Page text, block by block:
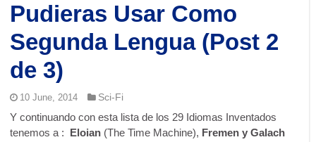
Pudieras Usar Como
Segunda Lengua (Post 2
de 3)
10 June, 2014 Sci-Fi
Y continuando con esta lista de los 29 Idiomas Inventados
tenemos a : Eloian (The Time Machine), Fremen y Galach